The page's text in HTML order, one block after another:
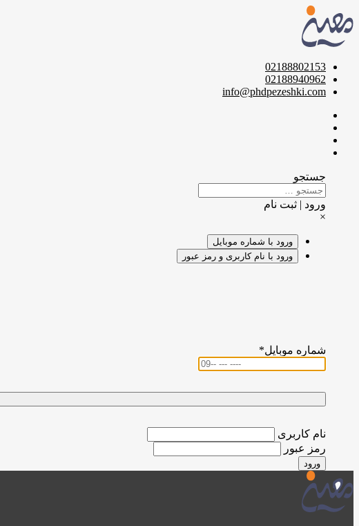
02188802153
02188940962
info@phdpezeshki.com
جستجو
ورود | ثبت نام
×
ورود با شماره موبایل
ورود با نام کاربری و رمز عبور
شماره موبایل*
نام کاربری
رمز عبور
ورود